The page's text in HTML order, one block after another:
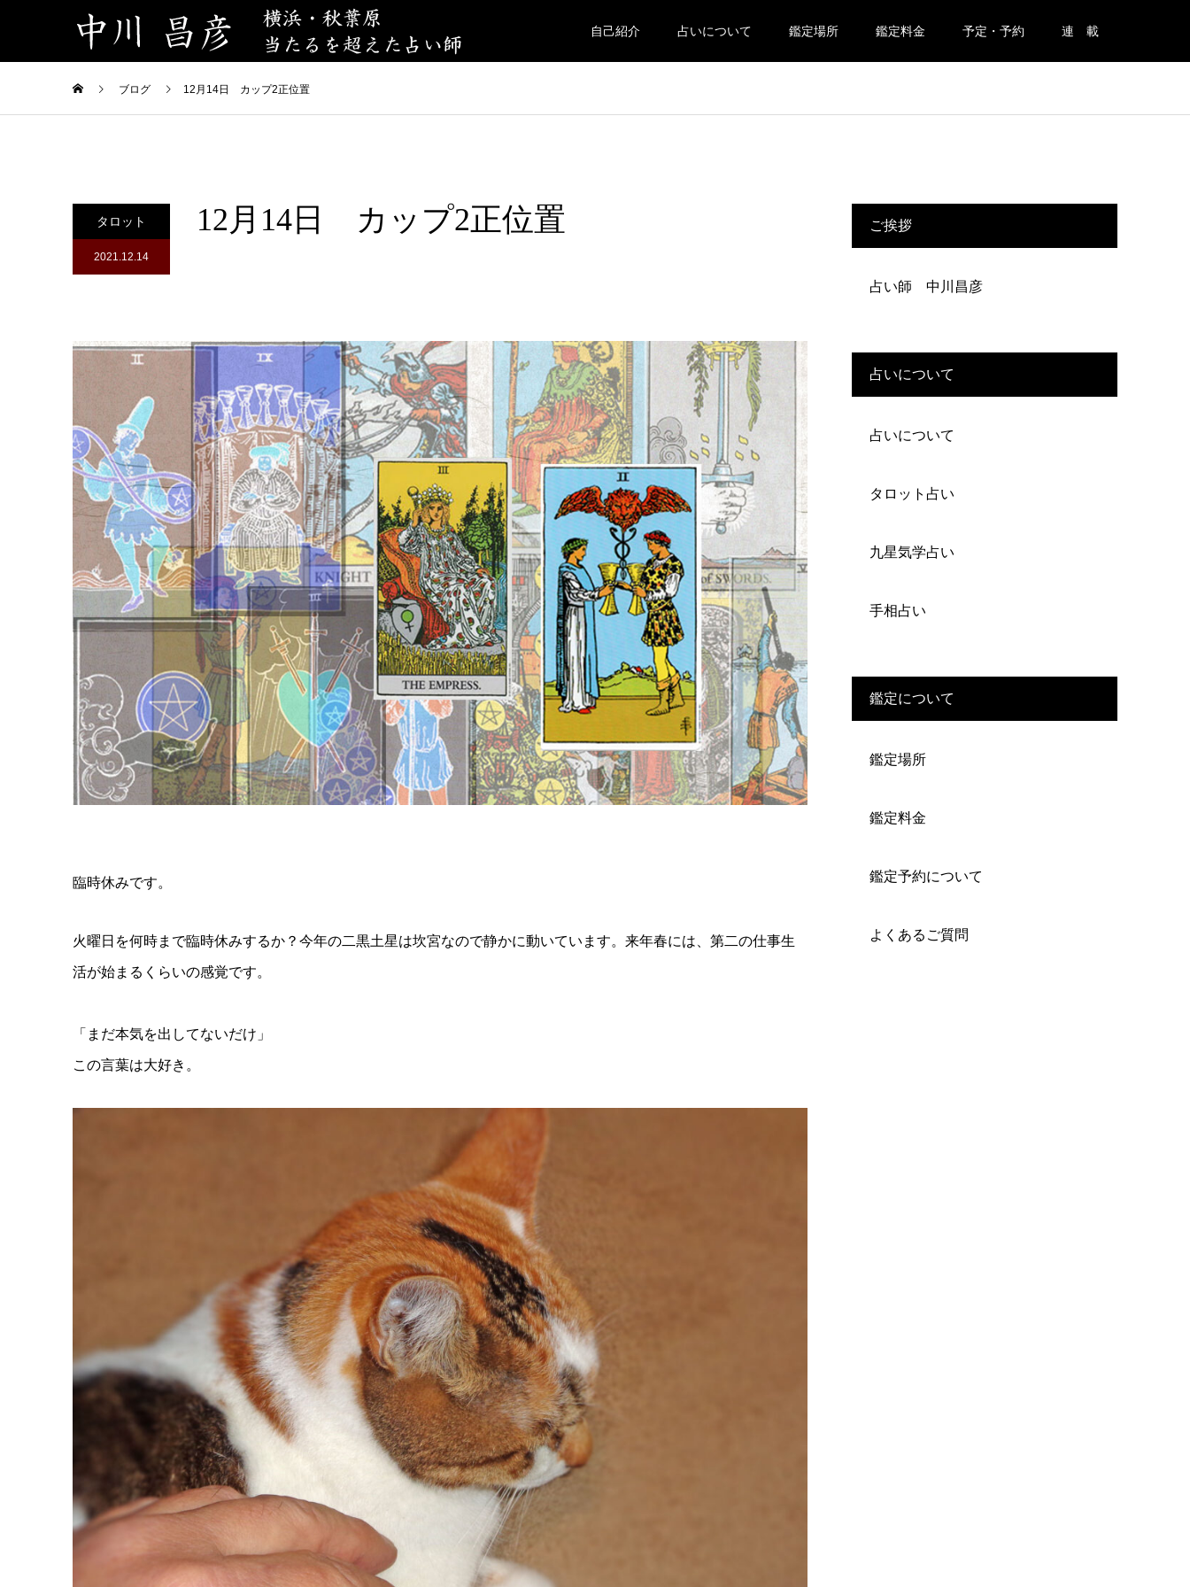
自己紹介 占いについて 鑑定場所 鑑定料金 予定・予約 連 載
ブログ 12月14日 カップ2正位置
タロット
2021.12.14
12月14日 カップ2正位置
臨時休みです。
火曜日を何時まで臨時休みするか？今年の二黒土星は坎宮なので静かに動いています。来年春には、第二の仕事生
活が始まるくらいの感覚です。
「まだ本気を出してないだけ」
この言葉は大好き。
ご挨拶
占い師 中川昌彦
占いについて
占いについて
タロット占い
九星気学占い
手相占い
鑑定について
鑑定場所
鑑定料金
鑑定予約について
よくあるご質問